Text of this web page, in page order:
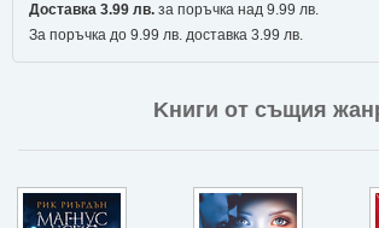
Доставка 3.99 лв.за поръчка над 9.99 лв.
За поръчка до 9.99 лв. доставка 3.99 лв.
Kниги от същия